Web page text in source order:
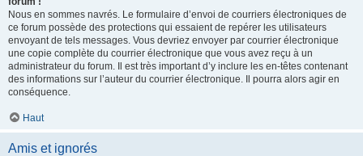
Nous en sommes navrés. Le formulaire d’envoi de courriers électroniques de
ce forum possède des protections qui essaient de repérer les utilisateurs
envoyant de tels messages. Vous devriez envoyer par courrier électronique
une copie complète du courrier électronique que vous avez reçu à un
administrateur du forum. Il est très important d’y inclure les en-têtes contenant
des informations sur l’auteur du courrier électronique. Il pourra alors agir en
conséquence.
Haut
Amis et ignorés